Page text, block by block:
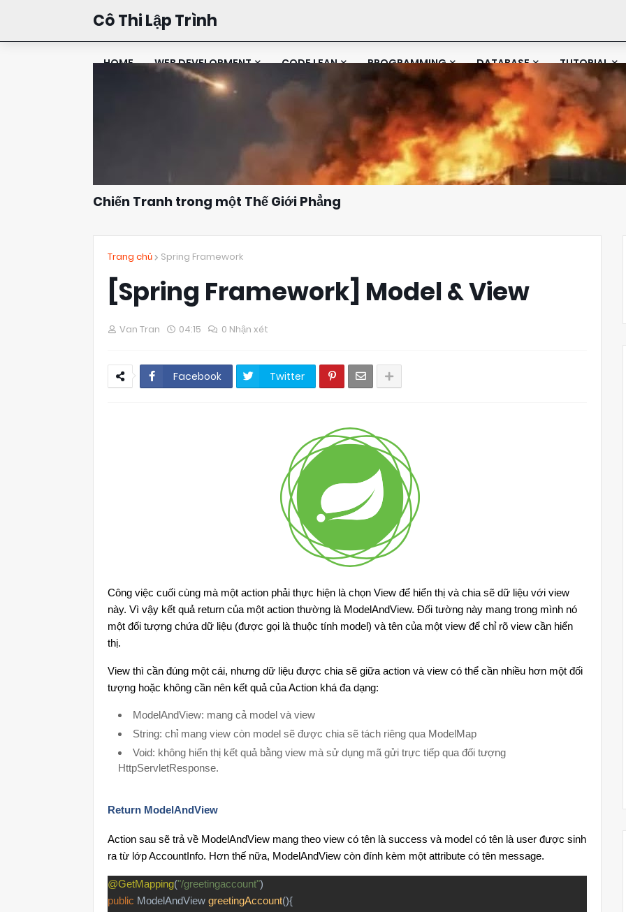
Cô Thi Lập Trình
HOME WEB DEVELOPMENT CODE LEAN PROGRAMMING DATABASE TUTORIAL
Chiến Tranh trong một Thế Giới Phẳng
Trang chủ Spring Framework
[Spring Framework] Model & View
Van Tran 04:15 0 Nhận xét
Facebook Twitter
Công việc cuối cùng mà một action phải thực hiện là chọn View để hiển thị và chia sẽ dữ liệu với view
này. Vì vậy kết quả return của một action thường là ModelAndView. Đối tường này mang trong mình nó
một đối tượng chứa dữ liệu (được gọi là thuộc tính model) và tên của một view để chỉ rõ view cần hiển
thị.
View thì cần đúng một cái, nhưng dữ liệu được chia sẽ giữa action và view có thể cần nhiều hơn một đối
tượng hoặc không cần nên kết quả của Action khá đa dạng:
ModelAndView: mang cả model và view
String: chỉ mang view còn model sẽ được chia sẽ tách riêng qua ModelMap
Void: không hiển thị kết quả bằng view mà sử dụng mã gửi trực tiếp qua đối tượng
HttpServletResponse.
Return ModelAndView
Action sau sẽ trả về ModelAndView mang theo view có tên là success và model có tên là user được sinh
ra từ lớp AccountInfo. Hơn thế nữa, ModelAndView còn đính kèm một attribute có tên message.
@GetMapping("/greetingaccount")
public ModelAndView greetingAccount(){